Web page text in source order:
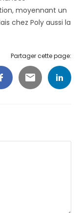
moyennant un
chez Poly aussi la
Partager cette page: